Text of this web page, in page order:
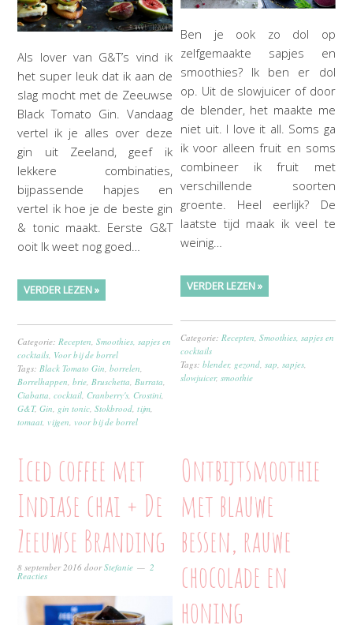
Als lover van G&T’s vind ik
het super leuk dat ik aan de
slag mocht met de Zeeuwse
Black Tomato Gin. Vandaag
vertel ik je alles over deze
gin uit Zeeland, geef ik
lekkere combinaties,
bijpassende hapjes en
vertel ik hoe je de beste gin
& tonic maakt. Eerste G&T
ooit Ik weet nog goed…
VERDER LEZEN »
Categorie: Recepten ,Smoothies, sapjes en
cocktails Voor bij de borrel
Tags: Black Tomato Gin ,borrelen
Borrelhappen ,brie Bruschetta Burrata
Ciabatta ,cocktail ,Cranberry's ,Crostini
G&T,Gin gin tonic ,Stokbrood ,tijm
tomaat vijgen voor bij de borrel
Ben je ook zo dol op
zelfgemaakte sapjes en
smoothies? Ik ben er dol
op. Uit de slowjuicer of door
de blender, het maakte me
niet uit. I love it all. Soms ga
ik voor alleen fruit en soms
combineer ik fruit met
verschillende soorten
groente. Heel eerlijk? De
laatste tijd maak ik veel te
weinig…
VERDER LEZEN »
Categorie: Recepten ,Smoothies, sapjes en
cocktails
Tags:blender, gezond ,sap ,sapjes
slowjuicer,smoothie
Iced coffee met
Indiase chai + De
Zeeuwse Branding
8 september 2016 doorStefanie 2
Reacties
Ontbijtsmoothie
met blauwe
bessen, rauwe
chocolade en
honing